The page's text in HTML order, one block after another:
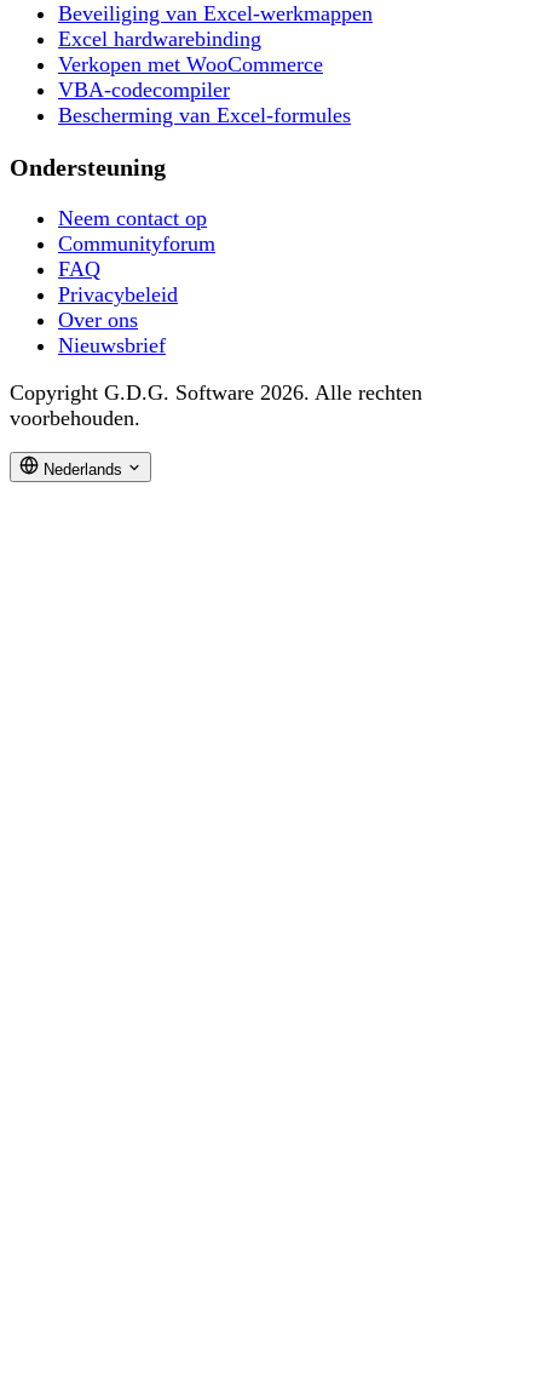
Beveiliging van Excel-werkmappen
Excel hardwarebinding
Verkopen met WooCommerce
VBA-codecompiler
Bescherming van Excel-formules
Ondersteuning
Neem contact op
Communityforum
FAQ
Privacybeleid
Over ons
Nieuwsbrief
Copyright G.D.G. Software 2026. Alle rechten
voorbehouden.
Nederlands